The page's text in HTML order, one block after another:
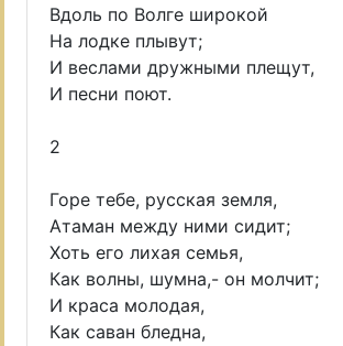
Вдоль по Волге широкой
На лодке плывут;
И веслами дружными плещут,
И песни поют.
2
Горе тебе, русская земля,
Атаман между ними сидит;
Хоть его лихая семья,
Как волны, шумна,- он молчит;
И краса молодая,
Как саван бледна,